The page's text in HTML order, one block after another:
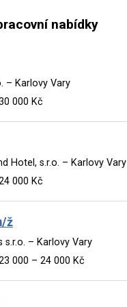
nabídky
– Karlovy Vary
000 Kč
Hotel, s.r.o. – Karlovy Vary
000 Kč
ž
s.r.o. – Karlovy Vary
000 – 24 000 Kč